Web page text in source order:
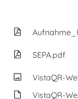
SEPA.pdf
VistaQR-
VistaQR-